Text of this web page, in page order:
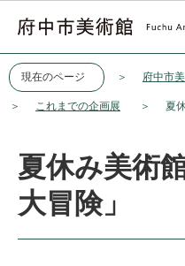
現在のページ 府中市
これまでの企画展 夏
夏休み美術
大冒険」